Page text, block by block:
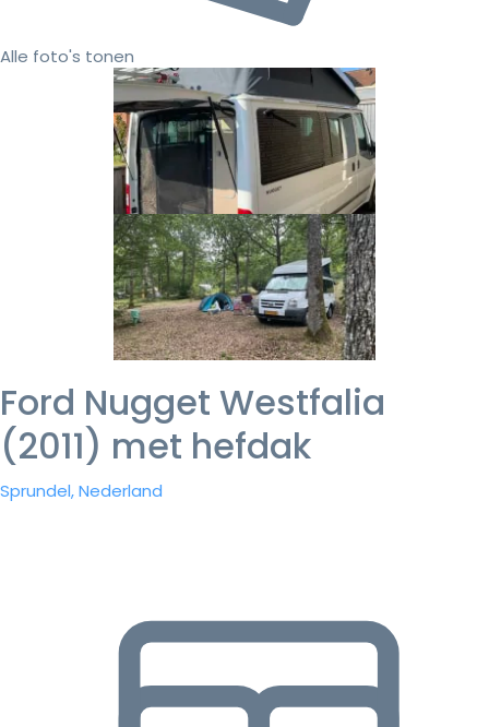
Alle foto's tonen
Ford Nugget Westfalia
(2011) met hefdak
Sprundel, Nederland